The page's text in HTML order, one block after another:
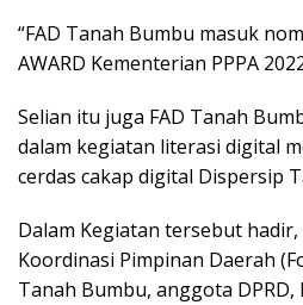
“FAD Tanah Bumbu masuk
AWARD Kementerian PPPA
Selian itu juga FAD Tanah
dalam kegiatan literasi digital
cerdas cakap digital Dispersip
Dalam Kegiatan tersebut
Koordinasi Pimpinan Daerah
Tanah Bumbu, anggota DPRD,